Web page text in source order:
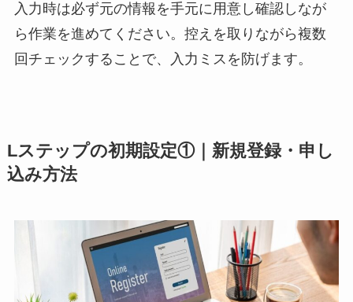
入力時は必ず元の情報を手元に用意し確認しなが
ら作業を進めてください。控えを取りながら複数
回チェックすることで、入力ミスを防げます。
Lステップの初期設定①｜新規登録・申し
込み方法